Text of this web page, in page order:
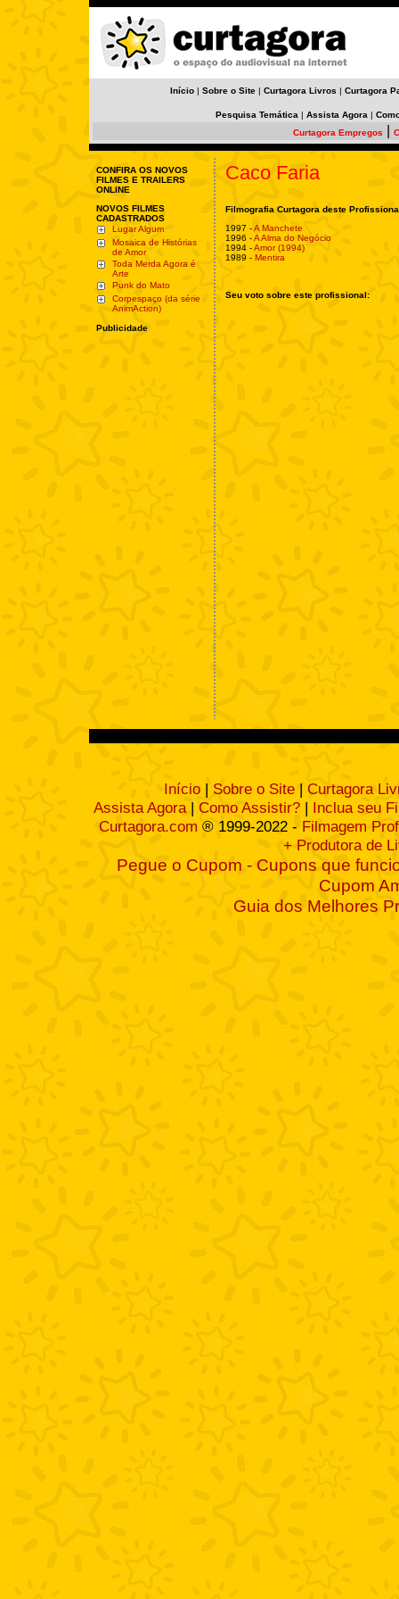
Início | Sobre o Site | Curtagora Livros | Curtagora
Pesquisa Temática | Assista Agora |
Curtagora Empregos
CONFIRA OS NOVOS
FILMES E TRAILERS
ONLINE
NOVOS FILMES
CADASTRADOS
Lugar Algum
Mosaica de Histórias
de Amor
Toda Merda Agora é
Arte
Punk do Mato
Corpespaço (da série
AnimAction)
Publicidade
Caco Faria
Filmografia Curtagora deste
1997 -A Manchete
1996 -A Alma do Negócio
1994 -Amor (1994)
1989 - Mentira
Seu voto sobre este profissional:
Início | Sobre o Site | Curtagora
Assista Agora| Como Assistir? | Inclua seu
Curtagora.com ® 1999-2022 - Filmagem
+ Produtora de
Pegue o Cupom - Cupons que
Cupom
Guia dos Melhores